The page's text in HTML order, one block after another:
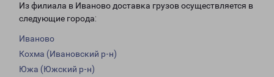
Из филиала в Иваново доставка грузов осуществляется в
следующие города:
Иваново
Кохма (Ивановский р-н)
Южа (Южский р-н)